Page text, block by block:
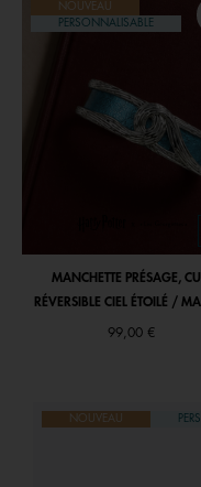
NOUVEAU
PERSONNALISABLE
MANCHETTE PRÉSAGE,
RÉVERSIBLE CIEL ÉTOILÉ /
99,00 €
NOUVEAU